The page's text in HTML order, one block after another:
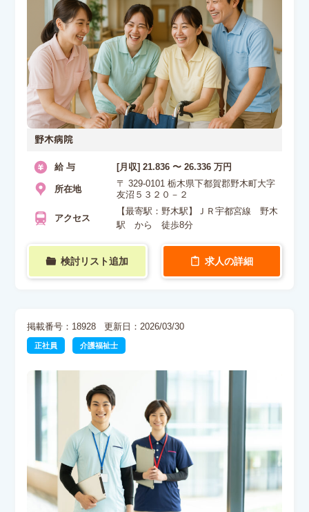
野木病院
給 与 [月収] 21.836 〜 26.336 万円
所在地
〒 329-0101 栃木県下都賀郡野木町大字
友沼５３２０－２
アクセス
【最寄駅：野木駅】ＪＲ宇都宮線 野木
駅 から 徒歩8分
検討リスト追加 求人の詳細
掲載番号：18928 更新日：2026/03/30
正社員 介護福祉士